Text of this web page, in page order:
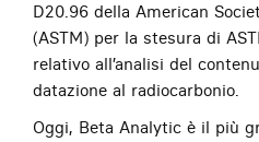
D20.96 della American
(ASTM) per la stesura di
relativo all’analisi del
datazione al radiocarbonio.
Oggi, Beta Analytic è il più